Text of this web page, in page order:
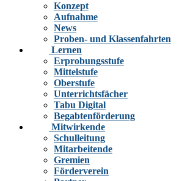
Konzept
Aufnahme
News
Proben- und Klassenfahrten
Lernen
Erprobungsstufe
Mittelstufe
Oberstufe
Unterrichtsfächer
Tabu Digital
Begabtenförderung
Mitwirkende
Schulleitung
Mitarbeitende
Gremien
Förderverein